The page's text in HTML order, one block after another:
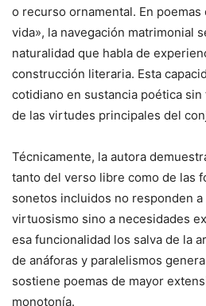
o recurso ornamental. En
vida», la navegación matrimonial
naturalidad que habla de
construcción literaria. Esta
cotidiano en sustancia poética
de las virtudes principales del
Técnicamente, la autora
tanto del verso libre como de las
sonetos incluidos no responden
virtuosismo sino a necesidades
esa funcionalidad los salva de la
de anáforas y paralelismos
sostiene poemas de mayor
monotonía.